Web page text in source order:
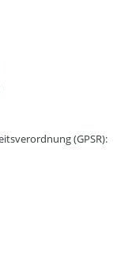
(GPSR):